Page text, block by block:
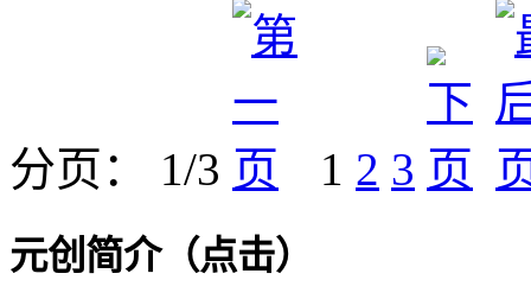
分页： 1/3 1 2 3
元创简介（点击）